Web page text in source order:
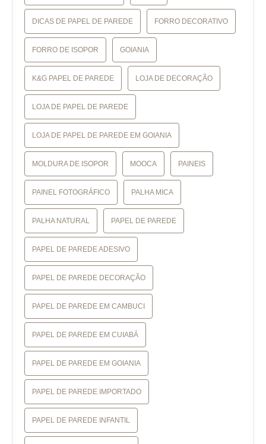
DICAS DE PAPEL DE PAREDE FORRO DECORATIVO
FORRO DE ISOPOR GOIANIA
K&G PAPEL DE PAREDE LOJA DE DECORAÇÃO
LOJA DE PAPEL DE PAREDE
LOJA DE PAPEL DE PAREDE EM GOIANIA
MOLDURA DE ISOPOR MOOCA PAINEIS
PAINEL FOTOGRÁFICO PALHA MICA
PALHA NATURAL PAPEL DE PAREDE
PAPEL DE PAREDE ADESIVO
PAPEL DE PAREDE DECORAÇÃO
PAPEL DE PAREDE EM CAMBUCI
PAPEL DE PAREDE EM CUIABÁ
PAPEL DE PAREDE EM GOIANIA
PAPEL DE PAREDE IMPORTADO
PAPEL DE PAREDE INFANTIL